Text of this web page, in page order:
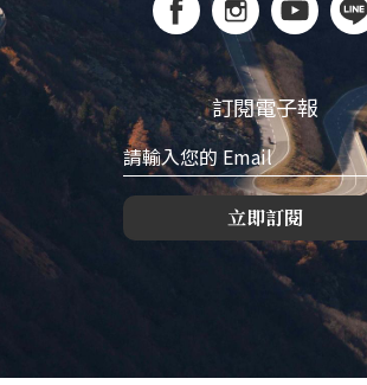
訂閱電子報
立即訂閱